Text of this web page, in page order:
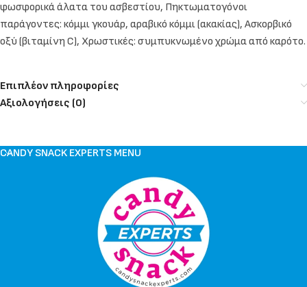
φωσφορικά άλατα του ασβεστίου, Πηκτωματογόνοι
παράγοντες: κόμμι γκουάρ, αραβικό κόμμι (ακακίας), Ασκορβικό
οξύ (βιταμίνη C), Χρωστικές: συμπυκνωμένο χρώμα από καρότο.
Επιπλέον πληροφορίες
Αξιολογήσεις (0)
CANDY SNACK EXPERTS MENU